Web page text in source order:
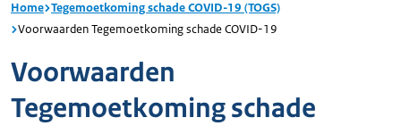
Home Tegemoetkoming schade COVID-19 (TOGS)
Voorwaarden Tegemoetkoming schade COVID-19
Voorwaarden
Tegemoetkoming schade